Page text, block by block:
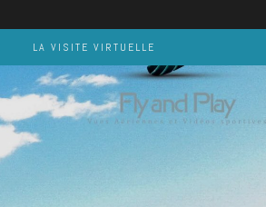
LA VISITE VIRTUELLE